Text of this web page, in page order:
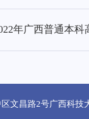
年广西普通本科
区文昌路2号广西